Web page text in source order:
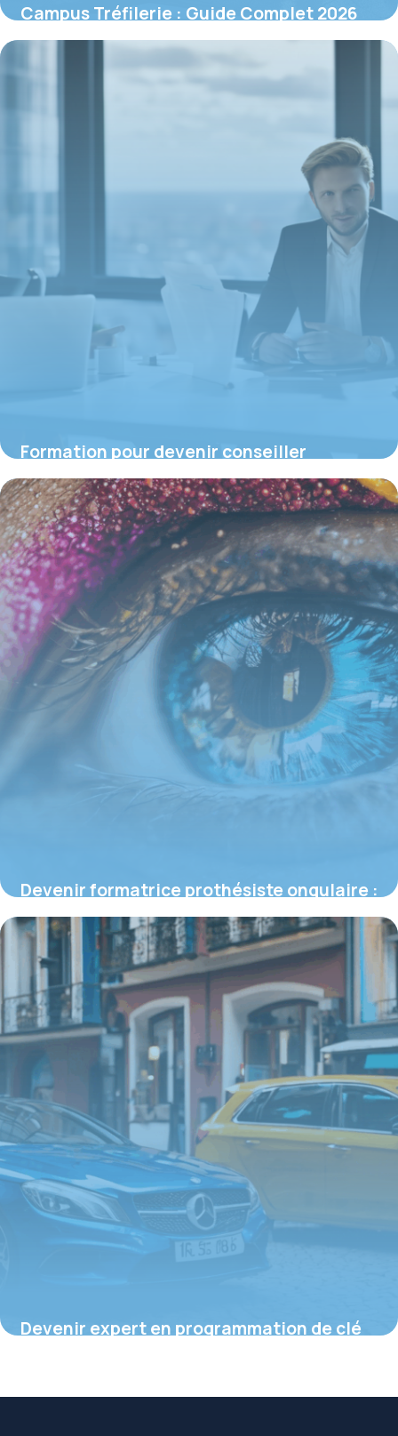
Campus Tréfilerie : Guide Complet 2026
des Formations
Formation pour devenir conseiller
financier
16 juin 2026
Devenir formatrice prothésiste ongulaire :
le guide complet
Devenir expert en programmation de clé